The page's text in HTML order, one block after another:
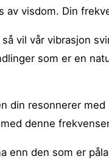
av visdom. Din
vil vår vibrasjon
som er en
din resonnerer
denne
enn den som er